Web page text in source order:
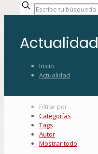
Actualidad
Inicio
Actualidad
Filtrar por
Categorías
Tags
Autor
Mostrar todo